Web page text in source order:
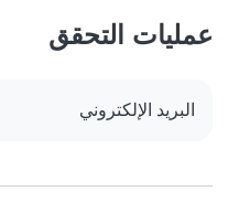
عمليات التحقق
البريد الإلكتروني